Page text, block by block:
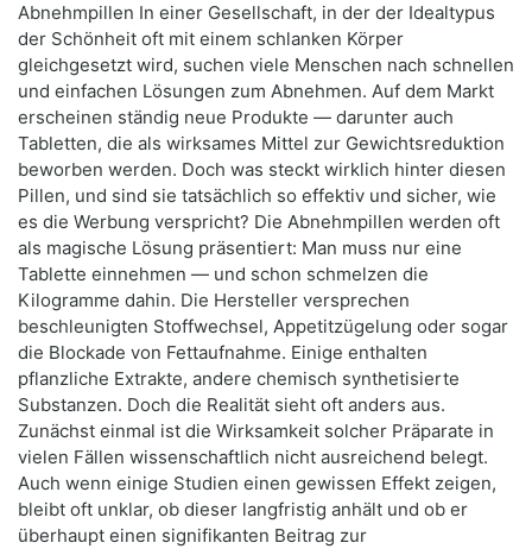
Abnehmpillen In einer Gesellschaft, in der der Idealtypus
der Schönheit oft mit einem schlanken Körper
gleichgesetzt wird, suchen viele Menschen nach schnellen
und einfachen Lösungen zum Abnehmen. Auf dem Markt
erscheinen ständig neue Produkte — darunter auch
Tabletten, die als wirksames Mittel zur Gewichtsreduktion
beworben werden. Doch was steckt wirklich hinter diesen
Pillen, und sind sie tatsächlich so effektiv und sicher, wie
es die Werbung verspricht? Die Abnehmpillen werden oft
als magische Lösung präsentiert: Man muss nur eine
Tablette einnehmen — und schon schmelzen die
Kilogramme dahin. Die Hersteller versprechen
beschleunigten Stoffwechsel, Appetitzügelung oder sogar
die Blockade von Fettaufnahme. Einige enthalten
pflanzliche Extrakte, andere chemisch synthetisierte
Substanzen. Doch die Realität sieht oft anders aus.
Zunächst einmal ist die Wirksamkeit solcher Präparate in
vielen Fällen wissenschaftlich nicht ausreichend belegt.
Auch wenn einige Studien einen gewissen Effekt zeigen,
bleibt oft unklar, ob dieser langfristig anhält und ob er
überhaupt einen signifikanten Beitrag zur